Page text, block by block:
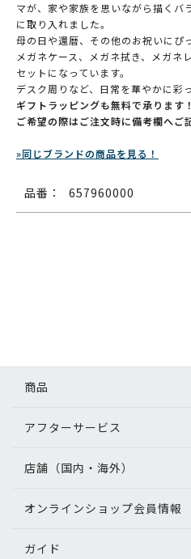
マが、家や家族を思いながら描くバ
に取り入れました。
母の日や還暦、その他のお祝いにぴ
メガネケース、メガネ拭き、メガネ
セットになっています。
デスク周りなど、日常を華やかに彩
ギフトラッピングも無料で承ります！
ご希望の際はご注文時に備考欄へご
»同じブランドの商品を見る！
品番： 657960000
商品
アフターサービス
店舗（国内・海外）
オンラインショップ会員情報
ガイド